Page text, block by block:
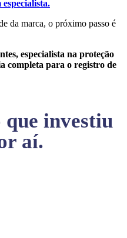
da marca, o próximo passo é
especialista na proteção
completa para o registro de
que investiu
aí.